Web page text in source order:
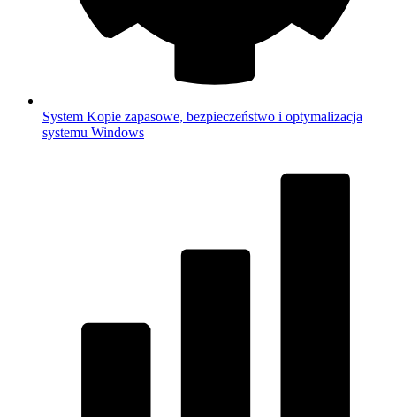
System Kopie zapasowe, bezpieczeństwo i optymalizacja
systemu Windows